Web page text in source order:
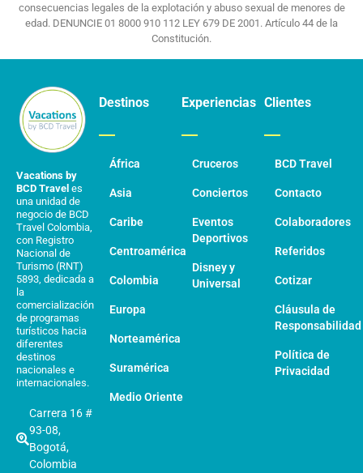
consecuencias legales de la explotación y abuso sexual de menores de
edad. DENUNCIE 01 8000 910 112 LEY 679 DE 2001. Artículo 44 de la
Constitución.
Vacations by
BCD Travel es
una unidad de
negocio de BCD
Travel Colombia,
con Registro
Nacional de
Turismo (RNT)
5893, dedicada a
la
comercialización
de programas
turísticos hacia
diferentes
destinos
nacionales e
internacionales.
Carrera 16 #
93-08,
Bogotá,
Colombia
Destinos
África
Asia
Caribe
Centroamérica
Colombia
Europa
Norteamérica
Suramérica
Medio Oriente
Experiencias
Cruceros
Conciertos
Eventos
Deportivos
Disney y
Universal
Clientes
BCD Travel
Contacto
Colaboradores
Referidos
Cotizar
Cláusula de
Responsabilidad
Política de
Privacidad